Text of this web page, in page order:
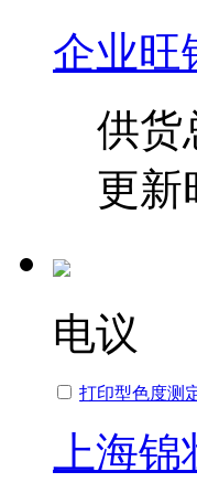
企业旺
供货
更新
电议
打印型色度测
上海